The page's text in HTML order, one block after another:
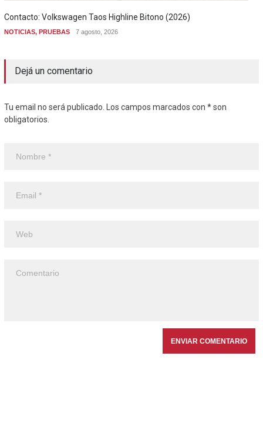
Contacto: Volkswagen Taos Highline Bitono (2026)
NOTICIAS, PRUEBAS 7 agosto, 2026
Dejá un comentario
Tu email no será publicado. Los campos marcados con * son
obligatorios.